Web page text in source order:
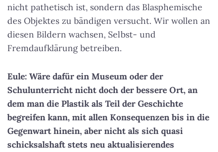
nicht pathetisch ist, sondern das Blasphemische
des Objektes zu bändigen versucht. Wir wollen an
diesen Bildern wachsen, Selbst- und
Fremdaufklärung betreiben.
Eule: Wäre dafür ein Museum oder der
Schulunterricht nicht doch der bessere Ort, an
dem man die Plastik als Teil der Geschichte
begreifen kann, mit allen Konsequenzen bis in die
Gegenwart hinein, aber nicht als sich quasi
schicksalshaft stets neu aktualisierendes